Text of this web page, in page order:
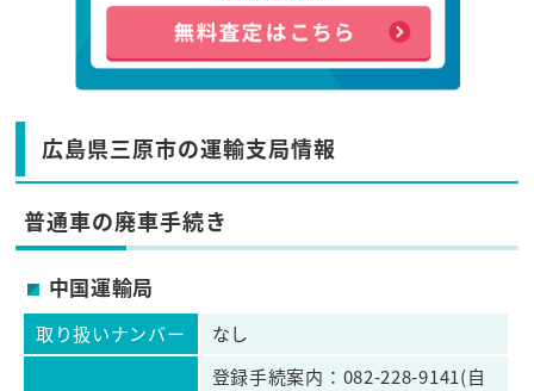
広島県三原市の運輸支局情報
普通車の廃車手続き
中国運輸局
取り扱いナンバー なし
登録手続案内：082-228-9141(自